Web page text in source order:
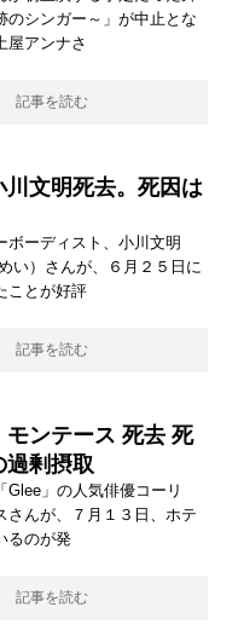
のシンガー～」が中止とな
屋アンナさ
記事を読む
川文明死去。死因は
ボーディスト、小川文明
い）さんが、６月２５日に
ことが好評
記事を読む
モンテース 死去 死
過剰摂取
Glee」の人気俳優コーリ
さんが、７月１３日、ホテ
るのが発
記事を読む